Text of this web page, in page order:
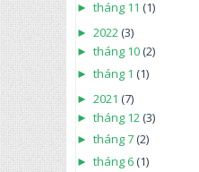
► tháng 11 (1)
► 2022(3)
► tháng 10(2)
► tháng 1 (1)
► 2021 (7)
► tháng 12(3)
► tháng 7(2)
► tháng 6(1)